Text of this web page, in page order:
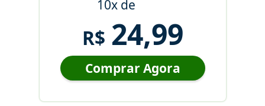
10x de
R$ 24,99
Comprar Agora